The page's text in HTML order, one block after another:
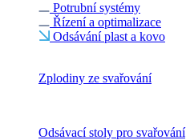
Potrubní systémy
Řízení a optimalizace
Odsávání plast a kovo
Zplodiny ze svařování
Odsávací stoly pro svařování